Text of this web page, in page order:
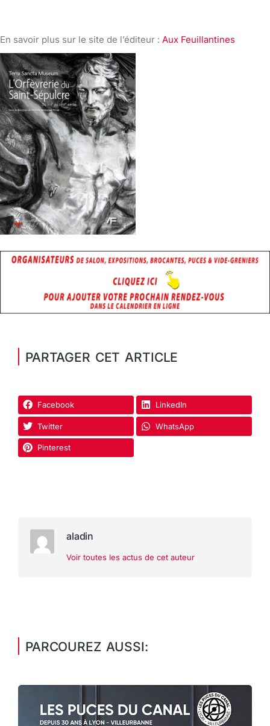
En savoir plus sur le site de l’éditeur : Aux Feuillantines
PARTAGER CET ARTICLE
Facebook LinkedIn
Twitter WhatsApp
Pinterest
aladin
Voir toutes les actus de cet auteur
PARCOUREZ AUSSI: